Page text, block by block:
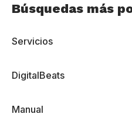
Búsquedas más
Servicios
DigitalBeats
Manual